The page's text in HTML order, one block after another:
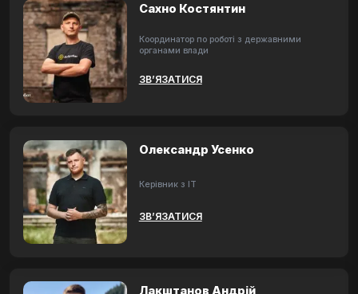
Сахно Костянтин
Координатор по роботі з державними
органами влади
ЗВ’ЯЗАТИСЯ
Олександр Усенко
Керівник з ІТ
ЗВ’ЯЗАТИСЯ
Лакштанов Андрій